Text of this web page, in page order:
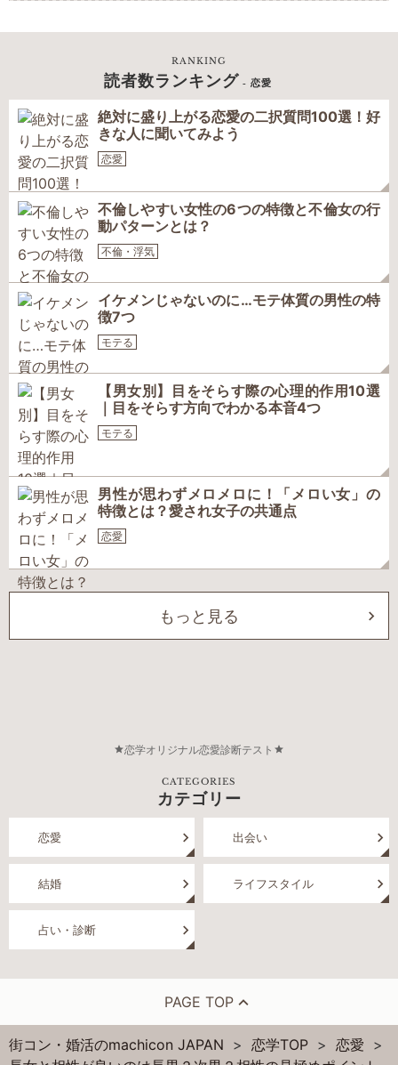
RANKING
読者数ランキング - 恋愛
絶対に盛り上がる恋愛の二択質問100選！好
きな人に聞いてみよう
恋愛
不倫しやすい女性の6つの特徴と不倫女の行
動パターンとは？
不倫・浮気
イケメンじゃないのに…モテ体質の男性の特
徴7つ
モテる
【男女別】目をそらす際の心理的作用10選
｜目をそらす方向でわかる本音4つ
モテる
男性が思わずメロメロに！「メロい女」の
特徴とは？愛され女子の共通点
恋愛
もっと見る
恋学オリジナル恋愛診断テスト
CATEGORIES
カテゴリー
恋愛 出会い
結婚 ライフスタイル
占い・診断
PAGE TOP
街コン・婚活のmachicon JAPAN 恋学TOP
恋愛